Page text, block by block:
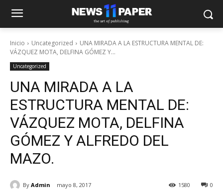
Inicio Uncategorized
UNA MIRADA A LA ESTRUCTURA MENTAL DE:
VÁZQUEZ MOTA, DELFINA GÓMEZ Y...
Uncategorized
UNA MIRADA A LA
ESTRUCTURA MENTAL DE:
VÁZQUEZ MOTA, DELFINA
GÓMEZ Y ALFREDO DEL
MAZO.
By Admin mayo 8, 2017 0
1580